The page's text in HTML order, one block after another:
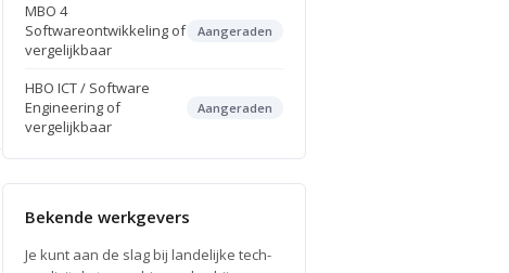
MBO 4
Softwareontwikkeling of
vergelijkbaar
Aangeraden
HBO ICT / Software
Engineering of
vergelijkbaar
Aangeraden
Bekende werkgevers
Je kunt aan de slag bij landelijke tech-